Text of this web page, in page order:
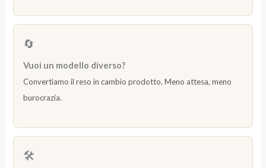
🔄
Vuoi un modello diverso?
Convertiamo il reso in cambio prodotto. Meno attesa, meno
burocrazia.
🛠️